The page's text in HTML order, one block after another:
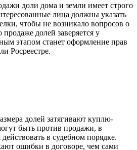
доли дома и земли имеет строго
лица должны указать
чтобы не возникало вопросов о
долей заверяется у
этапом станет оформление прав
Росреестре.
долей затягивают куплю-
быть против продажи, в
действовать в судебном порядке.
ошибки в договоре, чем сами